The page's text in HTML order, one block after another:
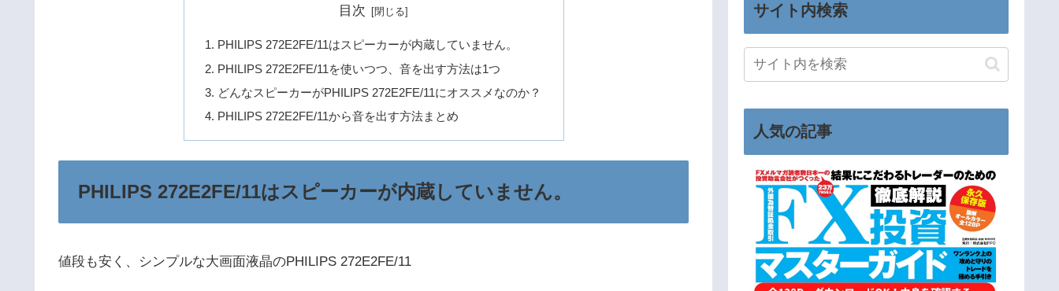
目次
PHILIPS 272E2FE/11はスピーカーが内蔵していません。
PHILIPS 272E2FE/11を使いつつ、音を出す方法は1つ
どんなスピーカーがPHILIPS 272E2FE/11にオススメなのか？
PHILIPS 272E2FE/11から音を出す方法まとめ
PHILIPS 272E2FE/11はスピーカーが内蔵していません。
値段も安く、シンプルな大画面液晶のPHILIPS 272E2FE/11
サイト内検索
人気の記事